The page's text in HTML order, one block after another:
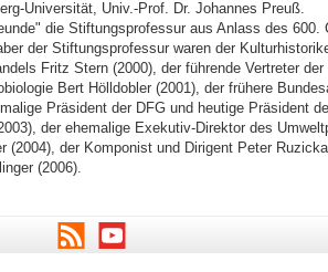
Universität, Univ.-Prof. Dr. Johannes Preuß.
die Stiftungsprofessur aus Anlass des 600.
der Stiftungsprofessur waren der
Fritz Stern (2000), der führende Vertreter der
Bert Hölldobler (2001), der frühere
Präsident der DFG und heutige Präsident
der ehemalige Exekutiv-Direktor des
(2004), der Komponist und Dirigent Peter
(2006).
RSS Youtube